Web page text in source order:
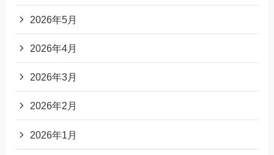
2026年5月
2026年4月
2026年3月
2026年2月
2026年1月